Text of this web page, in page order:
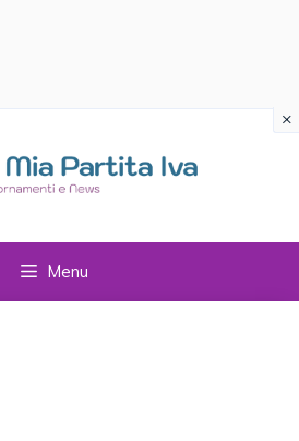
Menu
×